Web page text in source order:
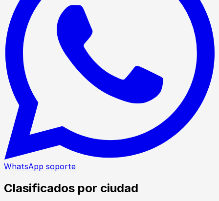
WhatsApp soporte
Clasificados por ciudad